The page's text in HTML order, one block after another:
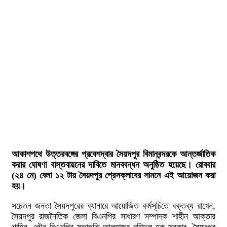
আকাশপথে উত্তরবঙ্গের প্রবেশদ্বার সৈয়দপুর বিমানবন্দরকে আন্তর্জাতিক
করার ঘোষণা বাস্তবায়নের দাবিতে মানববন্ধন অনুষ্ঠিত হয়েছে। রোববার
(২৪ মে) বেলা ১২ টায় সৈয়দপুর প্রেসক্লাবের সামনে এই আয়োজন করা
হয়।
সচেতন জনতা সৈয়দপুরের ব্যানারে আয়োজিত কর্মসূচিতে বক্তব্য রাখেন,
সৈয়দপুর রাজনৈতিক জেলা বিএনপির সাধারণ সম্পাদক শাহীন আক্তার